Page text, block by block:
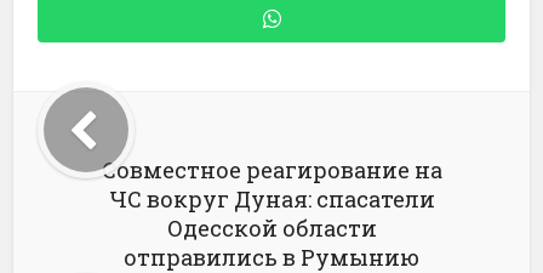
Совместное реагирование на
ЧС вокруг Дуная: спасатели
Одесской области
отправились в Румынию